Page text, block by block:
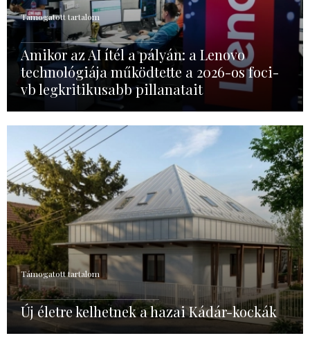
Támogatott tartalom
Amikor az AI ítél a pályán: a Lenovo
technológiája működtette a 2026-os foci-
vb legkritikusabb pillanatait
Támogatott tartalom
Új életre kelhetnek a hazai Kádár-kockák